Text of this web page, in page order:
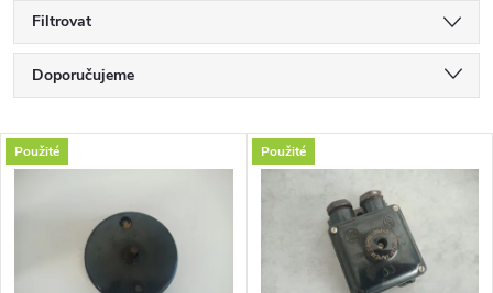
Filtrovat
Ř
a
z
Doporučujeme
Nejdražší
Nejprodávanější
Abecedně
V
ý
Použité Použité